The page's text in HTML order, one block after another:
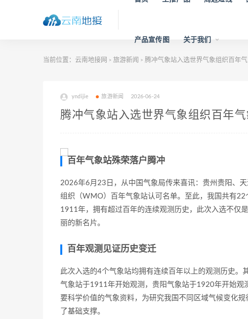
产品宣传图 关于我们
当前位置： 云南地接网 > 旅游新闻 > 腾冲气象站入选世界气象组织百年
yndijie 旅游新闻 2026-06-24
腾冲气象站入选世界气象组织百年
百年气象站殊荣落户腾冲
2026年6月23日，从中国气象局传来喜讯：贵州贵阳、
组织（WMO）百年气象站认可名单。至此，我国共有
1911年，拥有超过百年的连续观测历史，此次入选不仅
丽的新名片。
百年观测见证历史变迁
此次入选的4个气象站均拥有连续百年以上的观测历史
气象站于1911年开始观测，贵阳气象站于1920年开始
要科学价值的气象资料，为研究我国不同区域气候变化
了基础支撑。